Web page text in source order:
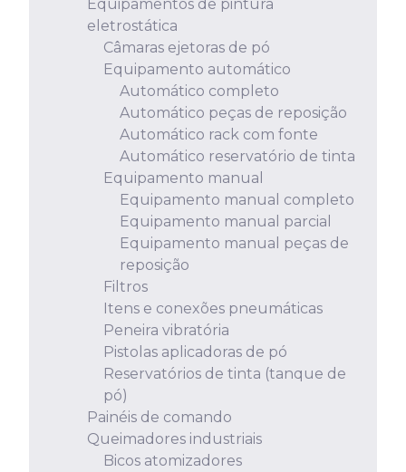
Equipamentos de pintura
eletrostática
Câmaras ejetoras de pó
Equipamento automático
Automático completo
Automático peças de reposição
Automático rack com fonte
Automático reservatório de tinta
Equipamento manual
Equipamento manual completo
Equipamento manual parcial
Equipamento manual peças de
reposição
Filtros
Itens e conexões pneumáticas
Peneira vibratória
Pistolas aplicadoras de pó
Reservatórios de tinta (tanque de
pó)
Painéis de comando
Queimadores industriais
Bicos atomizadores